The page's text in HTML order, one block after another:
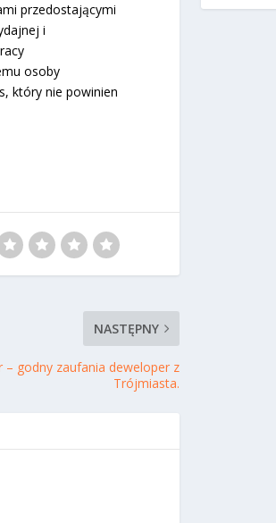
przedostającymi
i
osoby
który nie powinien
NASTĘPNY
– godny zaufania deweloper z
Trójmiasta.